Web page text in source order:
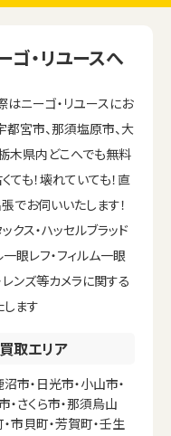
・リユースへ
ニーゴ・リユースにお
都宮市、那須塩原市、大
栃木県内どこへでも無料
ても！壊れていても！直
でお伺いいたします！
クス・ハッセルブラッド
眼レフ・フィルム一眼
レンズ等カメラに関する
ます
取エリア
市・日光市・小山市・
さくら市・那須烏山
市貝町・芳賀町・壬生